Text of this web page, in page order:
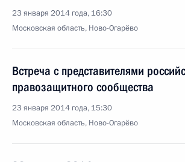
23 января 2014 года, 16:30
Московская область, Ново-Огарёво
Встреча с представителями
правозащитного сообщества
23 января 2014 года, 15:30
Московская область, Ново-Огарёво